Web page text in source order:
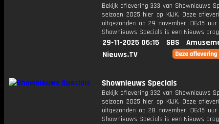
Bekijk aflevering 333 van Shownieuws
seizoen 2025 hier op KIJK. Deze
uitgezonden op 29 november, 06:15
Shownieuws Specials is een Nieuws
29-11-2025 06:15 SBS
Nieuws.TV
Shownieuws Specials
Bekijk aflevering 332 van Shownieuws
seizoen 2025 hier op KIJK. Deze
uitgezonden op 28 november, 06:15
Shownieuws Specials is een Nieuws